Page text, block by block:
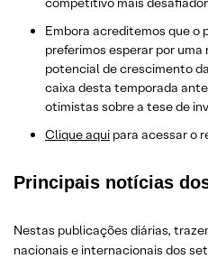
Embora acreditemos que o
preferimos esperar por
potencial de crescimento
caixa desta temporada
otimistas sobre a tese de
​Clique aqui para acessar o
Principais notícias
Nestas publicações diárias,
nacionais e internacionais dos